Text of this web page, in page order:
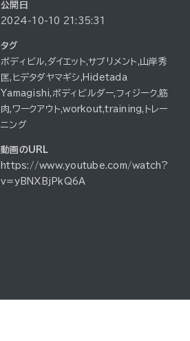
公開日
2024-10-10 21:35:31
タグ
ボディビル,ダイエット,サプリメント,山岸秀
匡,ヒデタダヤマギシ,Hidetada
Yamagishi,ボディビルダー,フィジーク,筋
肉,ワークアウト,workout,training,トレー
ニング
動画のURL
https://www.youtube.com/watch?
v=yBNXBjPkQ6A